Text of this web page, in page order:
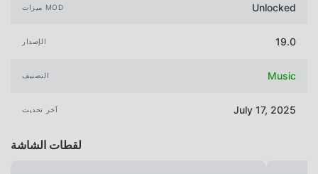
ميزات MOD Unlocked
الإصدار 19.0
التصنيف Music
آخر تحديث July 17, 2025
لقطات الشاشة